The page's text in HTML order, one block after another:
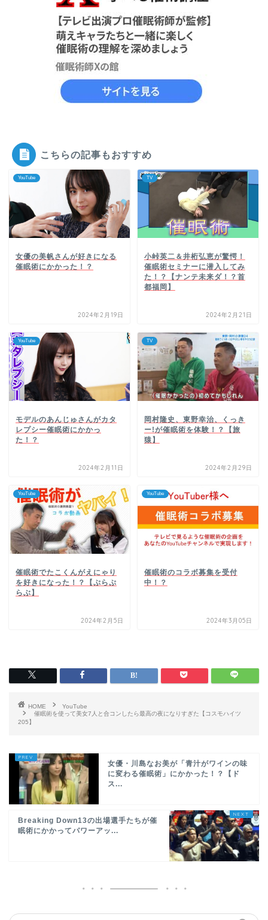
こちらの記事もおすすめ
YouTube
女優の美帆さんが好きになる
催眠術にかかった！？
2024年2月19日
TV
小峠英二＆井桁弘恵が驚愕！
催眠術セミナーに潜入してみ
た！？【ナンテ未来ダ！？首
都福岡】
2024年2月21日
YouTube
モデルのあんじゅさんがカタ
レプシー催眠術にかかっ
た！？
2024年2月11日
TV
岡村隆史、東野幸治、くっき
ー!が催眠術を体験！？【旅
猿】
2024年2月29日
YouTube
催眠術でたこくんがえにゃり
を好きになった！？【ぷらぷ
らぶ】
2024年2月5日
YouTube
催眠術のコラボ募集を受付
中！？
2024年3月05日
HOME
YouTube
催眠術を使って美女7人と合コンしたら最高の夜になりすぎた【コスモハイツ
205】
女優・川島なお美が「青汁がワインの味
に変わる催眠術」にかかった！？【ド
ス...
Breaking Down13の出場選手たちが催
眠術にかかってパワーアッ...